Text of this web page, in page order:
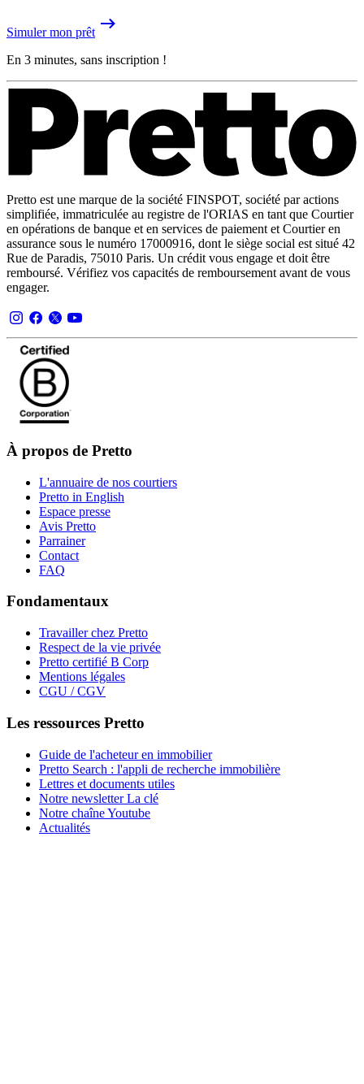
Simuler mon prêt
En 3 minutes, sans inscription !
Pretto est une marque de la société FINSPOT, société par actions
simplifiée, immatriculée au registre de l'ORIAS en tant que Courtier
en opérations de banque et en services de paiement et Courtier en
assurance sous le numéro 17000916, dont le siège social est situé 42
Rue de Paradis, 75010 Paris. Un crédit vous engage et doit être
remboursé. Vérifiez vos capacités de remboursement avant de vous
engager.
À propos de Pretto
L'annuaire de nos courtiers
Pretto in English
Espace presse
Avis Pretto
Parrainer
Contact
FAQ
Fondamentaux
Travailler chez Pretto
Respect de la vie privée
Pretto certifié B Corp
Mentions légales
CGU / CGV
Les ressources Pretto
Guide de l'acheteur en immobilier
Pretto Search : l'appli de recherche immobilière
Lettres et documents utiles
Notre newsletter La clé
Notre chaîne Youtube
Actualités